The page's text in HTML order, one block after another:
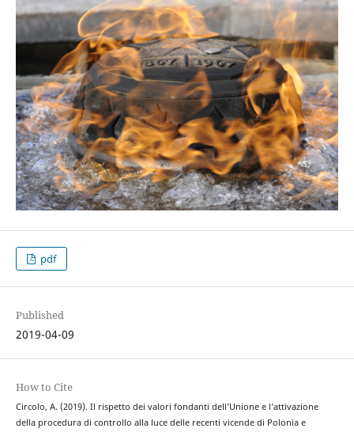
pdf
Published
2019-04-09
How to Cite
Circolo, A. (2019). Il rispetto dei valori fondanti dell’Unione e l’attivazione
della procedura di controllo alla luce delle recenti vicende di Polonia e